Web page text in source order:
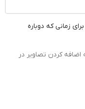
زمانی که دوباره
اضافه کردن تصاویر در